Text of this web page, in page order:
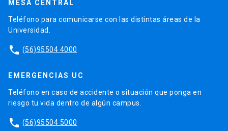
MESA CENTRAL
Teléfono para comunicarse con las distintas áreas de la
Universidad.
phone (56)95504 4000
EMERGENCIAS UC
Teléfono en caso de accidente o situación que ponga en
riesgo tu vida dentro de algún campus.
phone (56)95504 5000